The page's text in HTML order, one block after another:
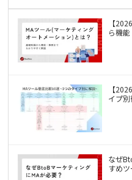
【
ら機
【
イプ
なぜ
すめ